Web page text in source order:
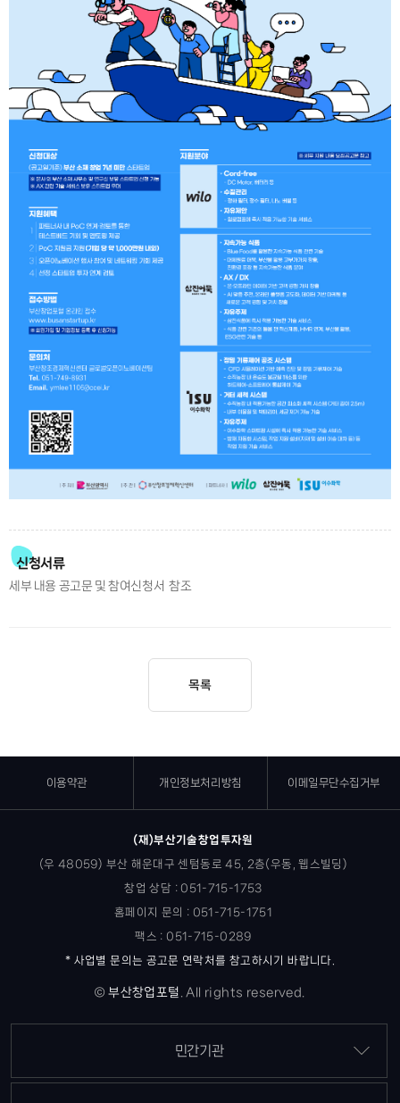
신청서류
세부 내용 공고문 및 참여신청서 참조
목록
이용약관 개인정보처리방침 이메일무단수집거부
(재)부산기술창업투자원
(우 48059) 부산 해운대구 센텀동로 45, 2층(우동, 웹스빌딩)
창업 상담 : 051-715-1753
홈페이지 문의 : 051-715-1751
팩스 : 051-715-0289
* 사업별 문의는 공고문 연락처를 참고하시기 바랍니다.
©부산창업포털 All rights reserved.
민간기관